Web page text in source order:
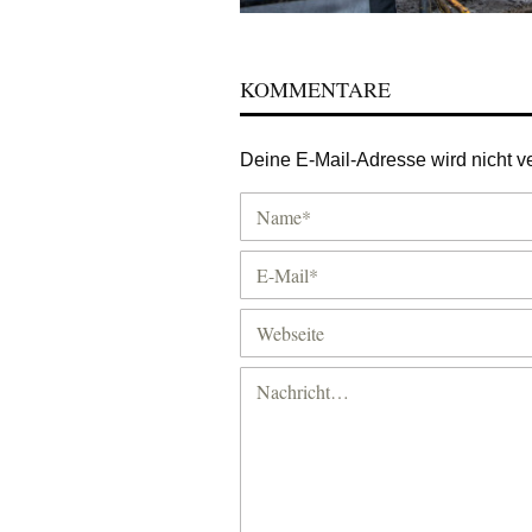
KOMMENTARE
Deine E-Mail-Adresse wird nicht